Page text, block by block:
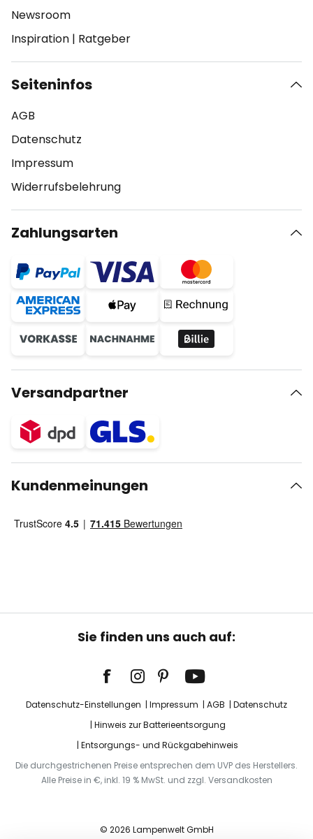
Newsroom
Inspiration | Ratgeber
Seiteninfos
AGB
Datenschutz
Impressum
Widerrufsbelehrung
Zahlungsarten
Versandpartner
Kundenmeinungen
Sie finden uns auch auf:
Datenschutz-Einstellungen Impressum AGB
Datenschutz
Hinweis zur Batterieentsorgung
Entsorgungs- und Rückgabehinweis
Die durchgestrichenen Preise entsprechen dem UVP des Herstellers.
Alle Preise in €, inkl. 19 % MwSt. und zzgl. Versandkosten
© 2026 Lampenwelt GmbH